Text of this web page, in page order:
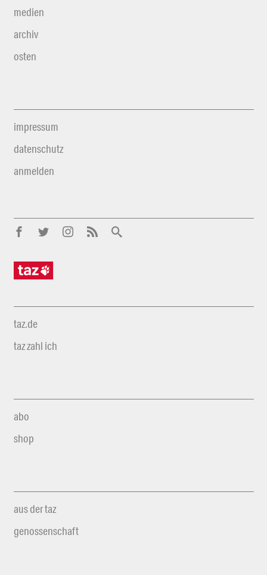
medien
archiv
osten
impressum
datenschutz
anmelden
taz.de
taz zahl ich
abo
shop
aus der taz
genossenschaft